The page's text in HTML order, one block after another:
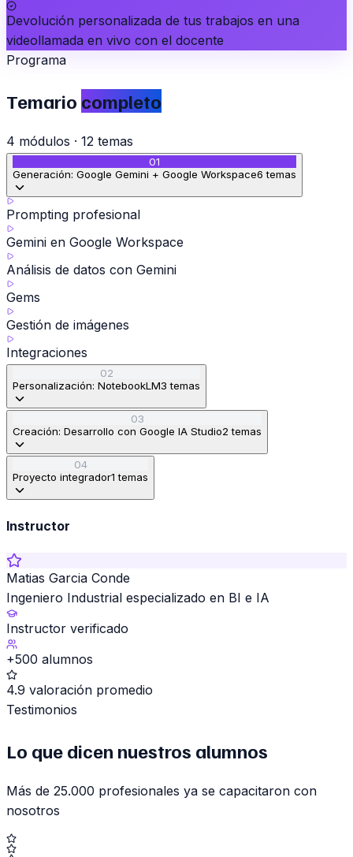
Devolución personalizada de tus trabajos en una
videollamada en vivo con el docente
Programa
Temario completo
4 módulos · 12 temas
01
Generación: Google Gemini + Google Workspace6 temas
Prompting profesional
Gemini en Google Workspace
Análisis de datos con Gemini
Gems
Gestión de imágenes
Integraciones
02
Personalización: NotebookLM3 temas
03
Creación: Desarrollo con Google IA Studio2 temas
04
Proyecto integrador1 temas
Instructor
Matias Garcia Conde
Ingeniero Industrial especializado en BI e IA
Instructor verificado
+500 alumnos
4.9 valoración promedio
Testimonios
Lo que dicen nuestros alumnos
Más de 25.000 profesionales ya se capacitaron con
nosotros